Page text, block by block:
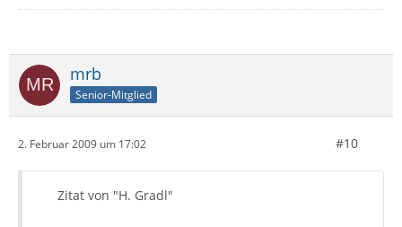
mrb
Senior-Mitglied
2. Februar 2009 um 17:02 #10
Zitat von "H. Gradl"